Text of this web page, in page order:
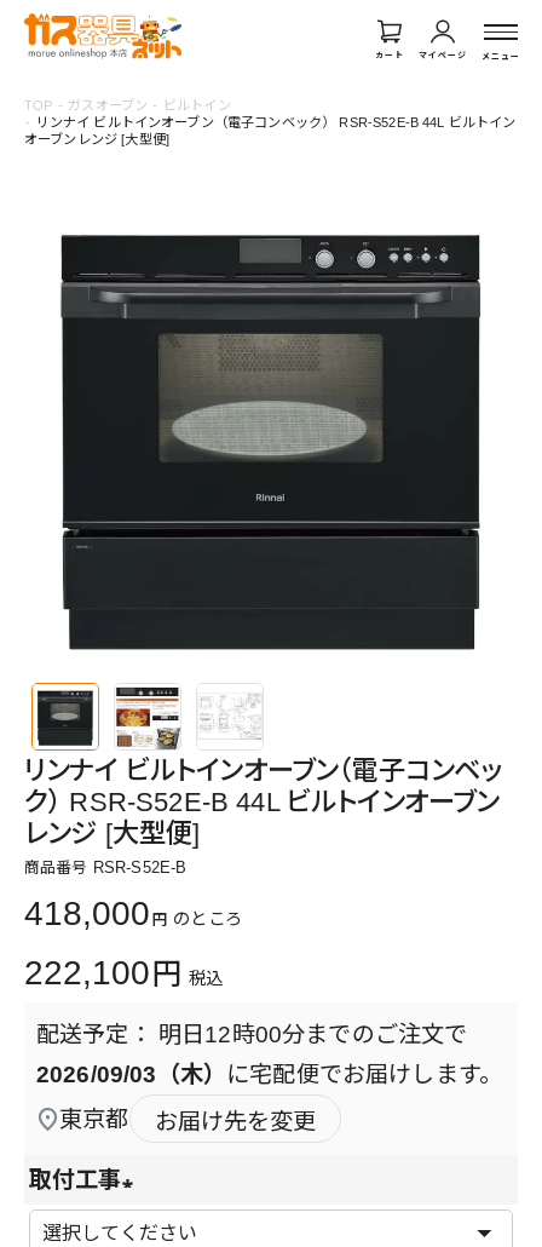
カート マイページ メニュー
TOP ガスオーブン
ビルトイン
リンナイ ビルトインオーブン（電子コンベック） RSR-S52E-B 44L ビルトイン
オーブンレンジ [大型便]
リンナイ ビルトインオーブン（電子コンベッ
ク） RSR-S52E-B 44L ビルトインオーブン
レンジ [大型便]
商品番号 RSR-S52E-B
418,000 のところ
222,100 税込
明日 12時00分までのご注文で
2026/09/03（木） に宅配便でお届けします。
東京都
お届け先を変更
取付工事
(